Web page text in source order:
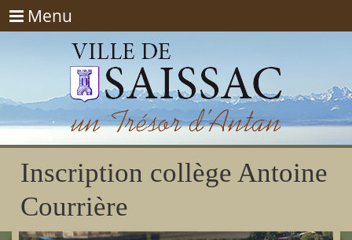
Menu
Menu
Inscription collège Antoine
Courrière